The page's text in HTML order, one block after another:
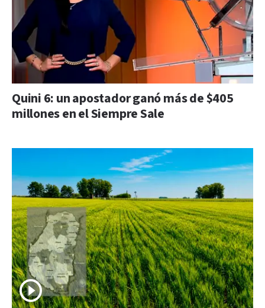
Quini 6: un apostador ganó más de $405
millones en el Siempre Sale